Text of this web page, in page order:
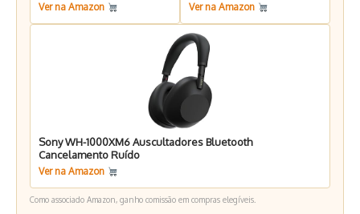
Ver na Amazon Ver na Amazon
Sony WH-1000XM6 Auscultadores Bluetooth
Cancelamento Ruído
Ver na Amazon
Como associado Amazon, ganho comissão em compras elegíveis.